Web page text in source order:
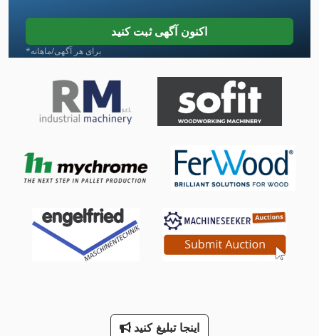
Lf 532
Lh 54
Mvh 5 1 4 B
Tak 18
اکنون آگهی ثبت کنید
*برای هر آگهی/ماهانه
اینجا تبلیغ کنید